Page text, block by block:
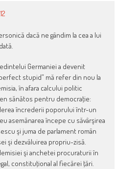
dacă ne gândim la cea a lui
Germaniei a devenit
stupid” mă refer din nou la
în afara calcului politic
sănătos pentru democraţie:
încrederii poporului într-un
asemănarea începe cu săvârşirea
şi juma de parlament român
şi dezvăluirea propriu-zisă.
şi anchetei procuraturii în
constituţional al fiecărei ţări.